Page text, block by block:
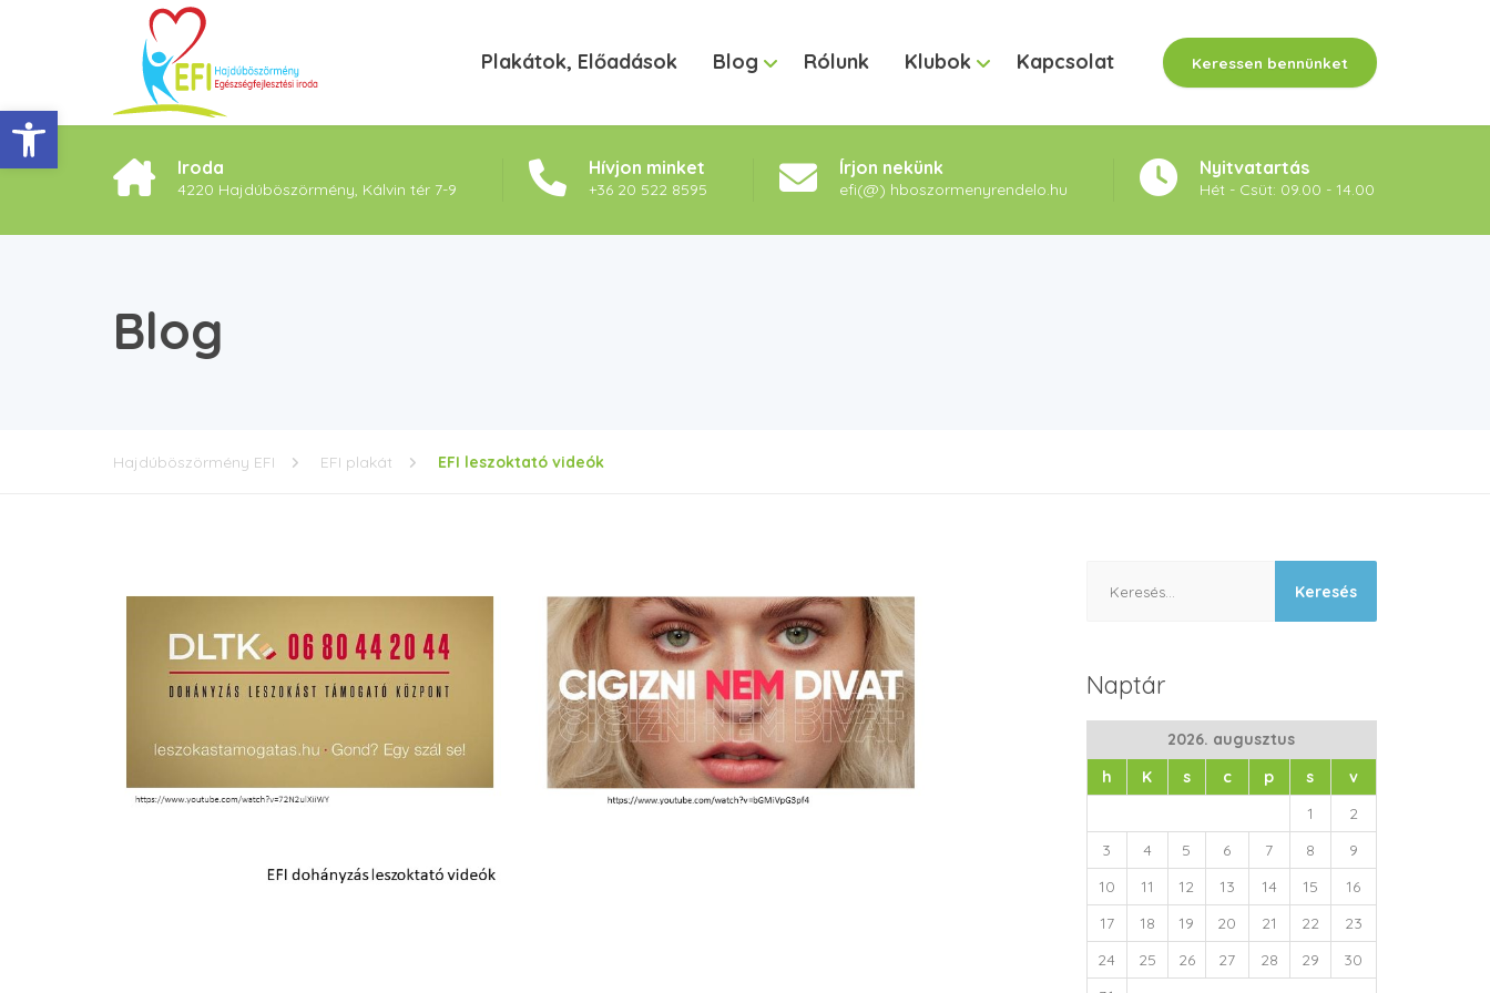
Eszköztár megnyitása
Plakátok, Előadások Blog Rólunk Klubok Kapcsolat Keressen bennünket
Iroda
4220 Hajdúböszörmény, Kálvin tér 7-9
Hívjon minket
+36 20 522 8595
Írjon nekünk
efi(@) hboszormenyrendelo.hu
Nyitvatartás
Hét - Csüt: 09.00 - 14.00
Blog
Hajdúböszörmény EFI EFI plakát EFI leszoktató videók
Naptár
2026. augusztus
h
K s c p s
v
1
2
3
4 5 6 7 8
9
10
11 12 13 14 15
16
17
18 19 20 21 22
23
24
25 26 27 28 29
30